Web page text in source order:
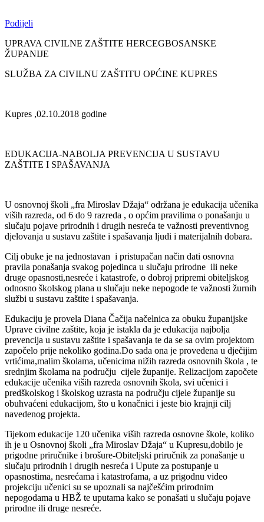
Podijeli
UPRAVA CIVILNE ZAŠTITE HERCEGBOSANSKE
ŽUPANIJE
SLUŽBA ZA CIVILNU ZAŠTITU OPĆINE KUPRES
Kupres ,02.10.2018 godine
EDUKACIJA-NABOLJA PREVENCIJA U SUSTAVU
ZAŠTITE I SPAŠAVANJA
U osnovnoj školi „fra Miroslav Džaja“ održana je edukacija učenika
viših razreda, od 6 do 9 razreda , o općim pravilima o ponašanju u
slučaju pojave prirodnih i drugih nesreća te važnosti preventivnog
djelovanja u sustavu zaštite i spašavanja ljudi i materijalnih dobara.
Cilj obuke je na jednostavan i pristupačan način dati osnovna
pravila ponašanja svakog pojedinca u slučaju prirodne ili neke
druge opasnosti,nesreće i katastrofe, o dobroj pripremi obiteljskog
odnosno školskog plana u slučaju neke nepogode te važnosti žurnih
službi u sustavu zaštite i spašavanja.
Edukaciju je provela Diana Čačija načelnica za obuku županijske
Uprave civilne zaštite, koja je istakla da je edukacija najbolja
prevencija u sustavu zaštite i spašavanja te da se sa ovim projektom
započelo prije nekoliko godina.Do sada ona je provedena u dječijim
vrtićima,malim školama, učenicima nižih razreda osnovnih škola , te
srednjim školama na području cijele županije. Relizacijom započete
edukacije učenika viših razreda osnovnih škola, svi učenici i
predškolskog i školskog uzrasta na području cijele županije su
obuhvaćeni edukacijom, što u konačnici i jeste bio krajnji cilj
navedenog projekta.
Tijekom edukacije 120 učenika viših razreda osnovne škole, koliko
ih je u Osnovnoj školi „fra Miroslav Džaja“ u Kupresu,dobilo je
prigodne priručnike i brošure-Obiteljski priručnik za ponašanje u
slučaju prirodnih i drugih nesreća i Upute za postupanje u
opasnostima, nesrećama i katastrofama, a uz prigodnu video
projekciju učenici su se upoznali sa najčešćim prirodnim
nepogodama u HBŽ te uputama kako se ponašati u slučaju pojave
prirodne ili druge nesreće.